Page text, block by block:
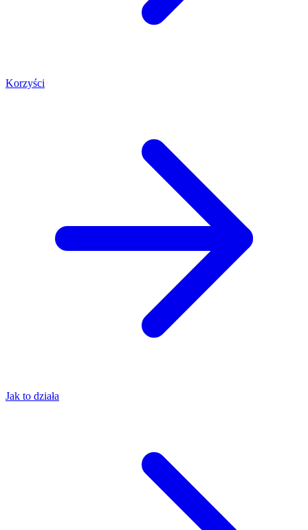
Korzyści
Jak to działa